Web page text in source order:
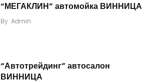
“МЕГАКЛИН” автомойка ВИННИЦА
By Admin
“Автотрейдинг” автосалон
ВИННИЦА